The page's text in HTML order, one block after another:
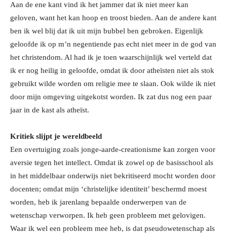
Aan de ene kant vind ik het jammer dat ik niet meer kan
geloven, want het kan hoop en troost bieden. Aan de andere kant
ben ik wel blij dat ik uit mijn bubbel ben gebroken. Eigenlijk
geloofde ik op m’n negentiende pas echt niet meer in de god van
het christendom. Al had ik je toen waarschijnlijk wel verteld dat
ik er nog heilig in geloofde, omdat ik door atheïsten niet als stok
gebruikt wilde worden om religie mee te slaan. Ook wilde ik niet
door mijn omgeving uitgekotst worden. Ik zat dus nog een paar
jaar in de kast als atheïst.
Kritiek slijpt je wereldbeeld
Een overtuiging zoals jonge-aarde-creationisme kan zorgen voor
aversie tegen het intellect. Omdat ik zowel op de basisschool als
in het middelbaar onderwijs niet bekritiseerd mocht worden door
docenten; omdat mijn ‘christelijke identiteit’ beschermd moest
worden, heb ik jarenlang bepaalde onderwerpen van de
wetenschap verworpen. Ik heb geen probleem met gelovigen.
Waar ik wel een probleem mee heb, is dat pseudowetenschap als